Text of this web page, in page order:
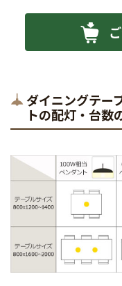
ダイニングテー
トの配灯・台数